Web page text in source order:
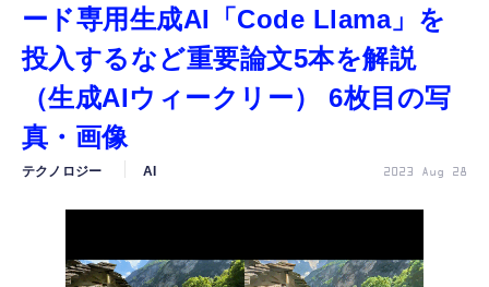
ガジェット
ゲーム
ード専用生成AI「Code Llama」を
投入するなど重要論文5本を解説
（生成AIウィークリー） 6枚目の写
真・画像
テクノロジー AI 2023 Aug 28